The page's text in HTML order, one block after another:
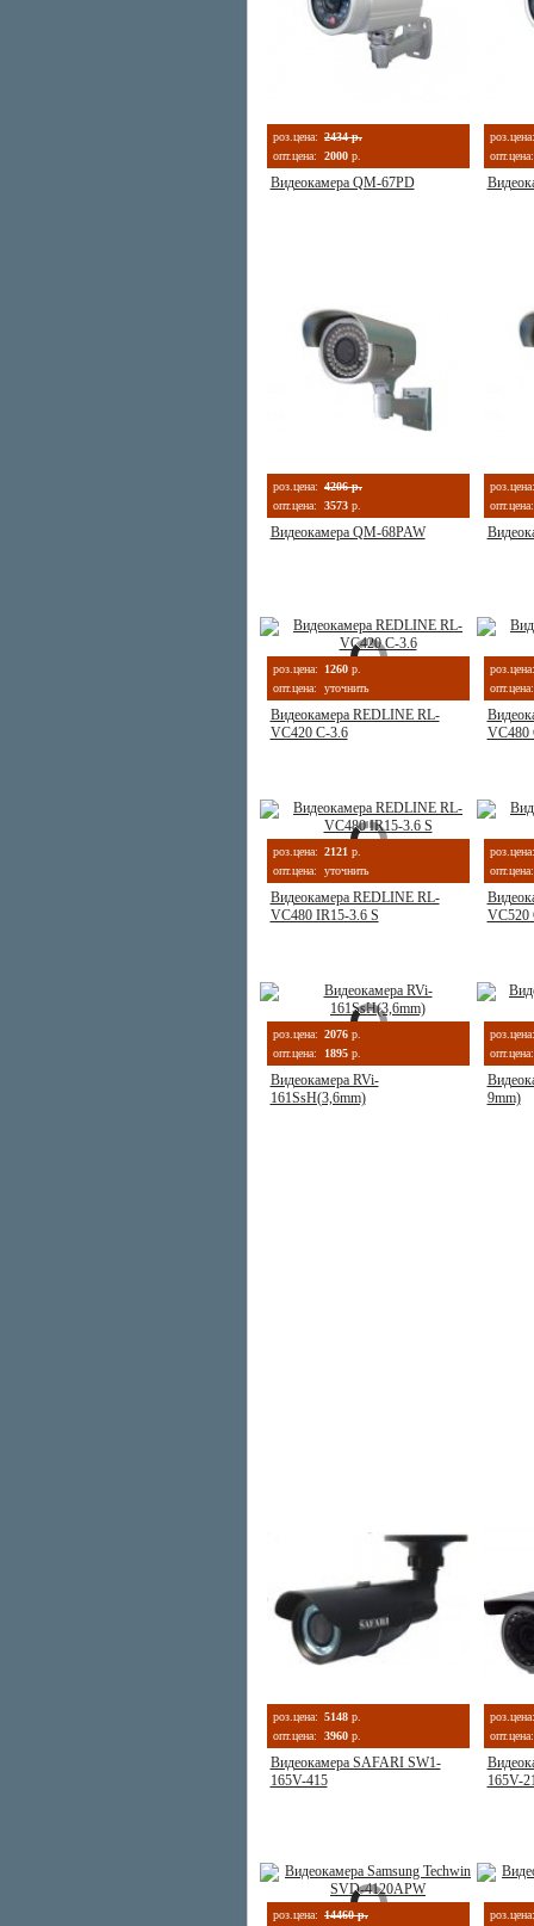
роз.цена: 2434 р.
опт.цена:
2000 р.
Видеокамера QM-67PD
роз.цена:
опт.цена:
роз.цена: 4206 р.
опт.цена:
3573 р.
Видеокамера QM-68PAW
роз.цена:
опт.цена:
роз.цена: 1260 р.
опт.цена:
уточнить
Видеокамера REDLINE RL-
VC420 C-3.6
роз.цена:
опт.цена:
VC480
роз.цена: 2121 р.
опт.цена:
уточнить
Видеокамера REDLINE RL-
VC480 IR15-3.6 S
роз.цена:
опт.цена:
VC520
роз.цена: 2076 р.
опт.цена:
1895 р.
Видеокамера RVi-
161SsH(3,6mm)
роз.цена:
опт.цена:
9mm)
роз.цена: 5148 р.
опт.цена:
3960 р.
Видеокамера SAFARI SW1-
165V-415
роз.цена:
опт.цена:
165V-
роз.цена: 14460 р. роз.цена: